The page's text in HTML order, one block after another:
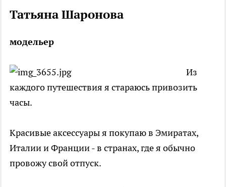
Татьяна Шаронова
модельер
Из
каждого путешествия я стараюсь привозить
часы.
Красивые аксессуары я покупаю в Эмиратах,
Италии и Франции - в странах, где я обычно
провожу свой отпуск.